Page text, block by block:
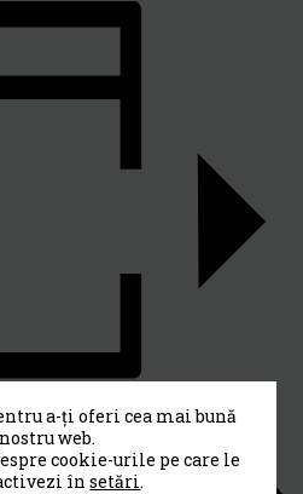
a-ți oferi cea mai bună
web.
cookie-urile pe care le
însetări.